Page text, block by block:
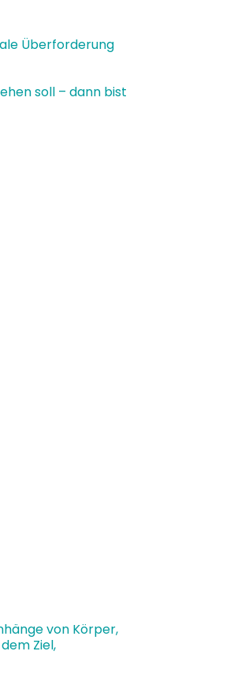
Überforderung
soll – dann bist
von Körper,
Ziel,